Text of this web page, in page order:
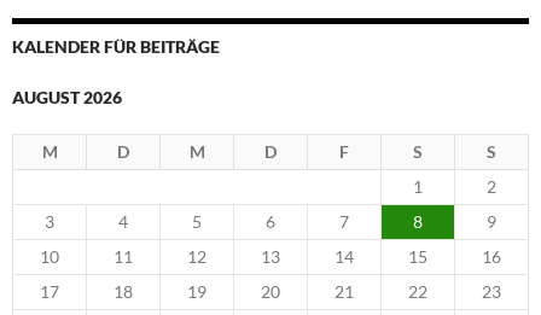
KALENDER FÜR BEITRÄGE
AUGUST 2026
M D M D F S
S
1
2
3
4 5 6 7 8
9
10
11 12 13 14 15
16
17
18 19 20 21 22
23